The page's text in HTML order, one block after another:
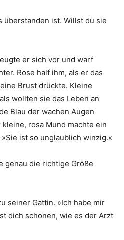
überstanden ist. Willst du sie
er sich vor und warf
Rose half ihm, als er das
Brust drückte. Kleine
wollten sie das Leben an
Blau der wachen Augen
rosa Mund machte ein
ist so unglaublich winzig.«
genau die richtige Größe
seiner Gattin. »Ich habe mir
dich schonen, wie es der Arzt